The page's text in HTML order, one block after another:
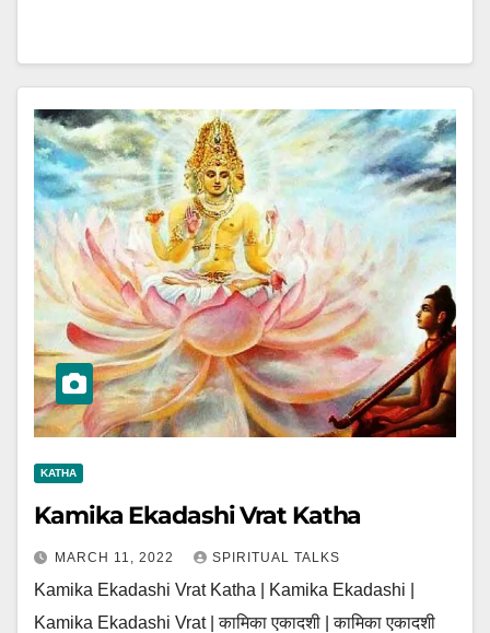
KATHA
Kamika Ekadashi Vrat Katha
MARCH 11, 2022 SPIRITUAL TALKS
Kamika Ekadashi Vrat Katha | Kamika Ekadashi |
Kamika Ekadashi Vrat | कामिका एकादशी | कामिका एकादशी